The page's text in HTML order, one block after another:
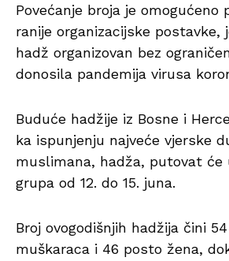
Povećanje broja je omogućeno
ranije organizacijske postavke,
hadž organizovan bez
donosila pandemija virusa
Buduće hadžije iz Bosne i
ka ispunjenju najveće vjerske
muslimana, hadža, putovat će
grupa od 12. do 15. juna.
Broj ovogodišnjih hadžija čini
muškaraca i 46 posto žena,